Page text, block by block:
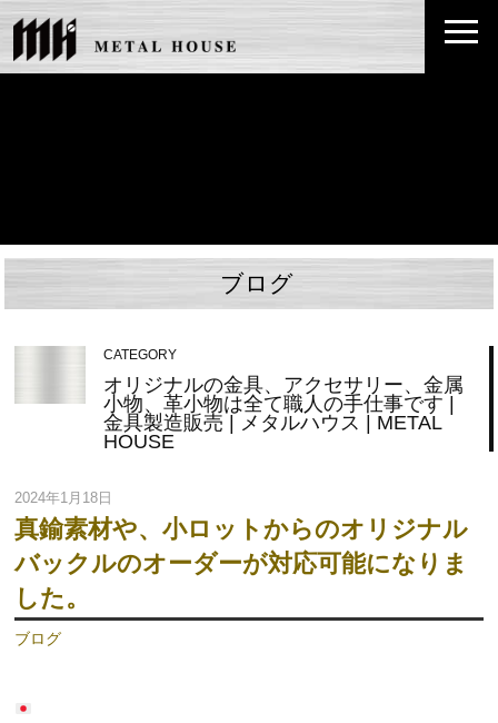
ブログ
CATEGORY
オリジナルの金具、アクセサリー、金属
小物、革小物は全て職人の手仕事です |
金具製造販売 | メタルハウス | METAL
HOUSE
2024年1月18日
真鍮素材や、小ロットからのオリジナル
バックルのオーダーが対応可能になりま
した。
ブログ